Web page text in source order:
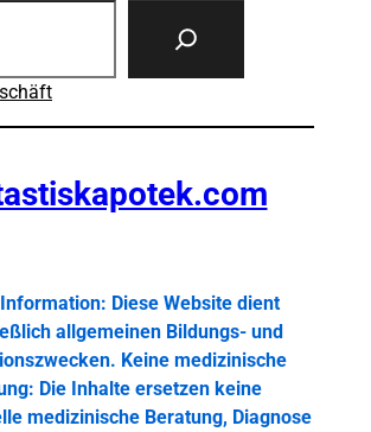
Diese Website dient
allgemeinen Bildungs- und
Keine medizinische
Die Inhalte ersetzen keine
medizinische Beratung, Diagnose